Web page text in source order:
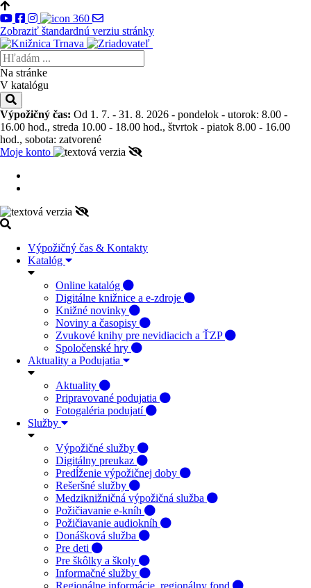
Zobraziť štandardnú verziu stránky
Na stránke
V katalógu
Výpožičný čas: Od 1. 7. - 31. 8. 2026 - pondelok - utorok: 8.00 -
16.00 hod., streda 10.00 - 18.00 hod., štvrtok - piatok 8.00 - 16.00
hod., sobota: zatvorené
Moje konto
Výpožičný čas & Kontakty
Katalóg
Online katalóg
Digitálne knižnice a e-zdroje
Knižné novinky
Noviny a časopisy
Zvukové knihy pre nevidiacich a ŤZP
Spoločenské hry
Aktuality a Podujatia
Aktuality
Pripravované podujatia
Fotogaléria podujatí
Služby
Výpožičné služby
Digitálny preukaz
Predĺženie výpožičnej doby
Rešeršné služby
Medziknižničná výpožičná služba
Požičiavanie e-kníh
Požičiavanie audiokníh
Donášková služba
Pre deti
Pre škôlky a školy
Informačné služby
Regionálne informácie, regionálny fond